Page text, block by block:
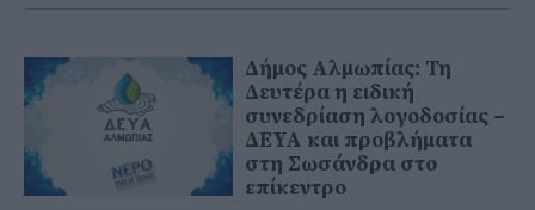
Δήμος Αλμωπίας: Τη
Δευτέρα η ειδική
συνεδρίαση λογοδοσίας –
ΔΕΥΑ και προβλήματα
στη Σωσάνδρα στο
επίκεντρο